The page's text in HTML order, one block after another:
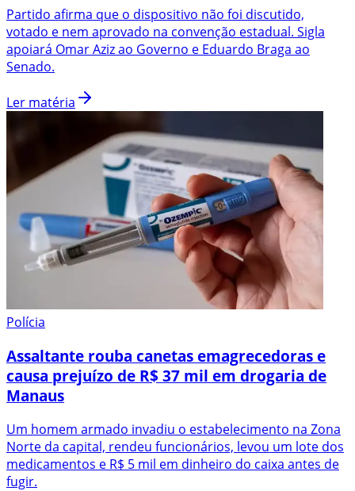
Partido afirma que o dispositivo não foi discutido,
votado e nem aprovado na convenção estadual. Sigla
apoiará Omar Aziz ao Governo e Eduardo Braga ao
Senado.
Ler matéria
Polícia
Assaltante rouba canetas emagrecedoras e
causa prejuízo de R$ 37 mil em drogaria de
Manaus
Um homem armado invadiu o estabelecimento na Zona
Norte da capital, rendeu funcionários, levou um lote dos
medicamentos e R$ 5 mil em dinheiro do caixa antes de
fugir.